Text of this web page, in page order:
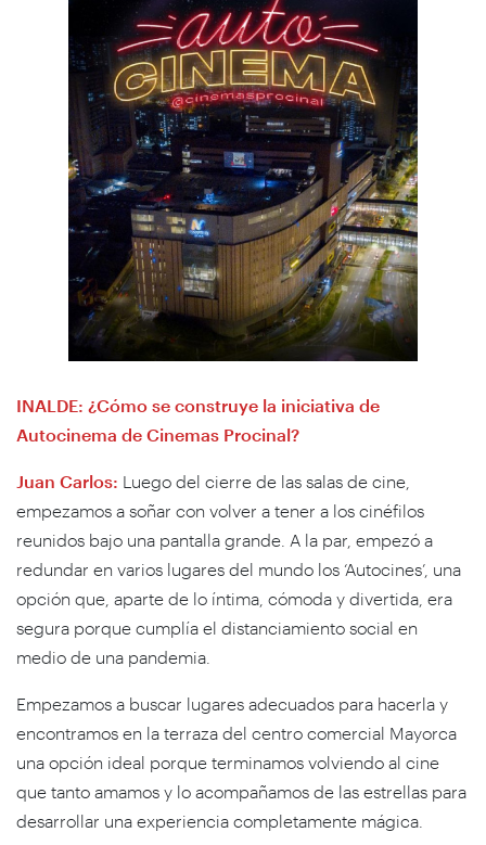
INALDE: ¿Cómo se construye la iniciativa de
Autocinema de Cinemas Procinal?
Juan Carlos: Luego del cierre de las salas de cine,
empezamos a soñar con volver a tener a los cinéfilos
reunidos bajo una pantalla grande. A la par, empezó a
redundar en varios lugares del mundo los ‘Autocines’, una
opción que, aparte de lo íntima, cómoda y divertida, era
segura porque cumplía el distanciamiento social en
medio de una pandemia.
Empezamos a buscar lugares adecuados para hacerla y
encontramos en la terraza del centro comercial Mayorca
una opción ideal porque terminamos volviendo al cine
que tanto amamos y lo acompañamos de las estrellas para
desarrollar una experiencia completamente mágica.